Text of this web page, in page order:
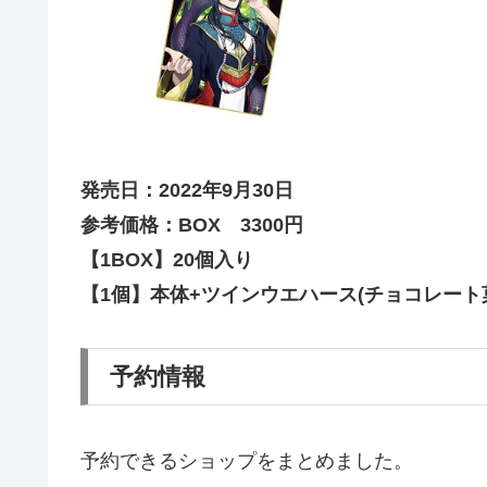
発売日：2022年9月30日
参考価格：BOX 3300円
【1BOX】20個入り
【1個】本体+ツインウエハース(チョコレー
予約情報
予約できるショップをまとめました。